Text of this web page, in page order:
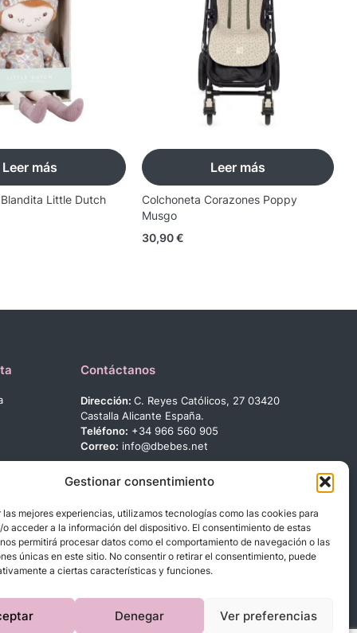
Gestionar consentimiento
las mejores experiencias, utilizamos tecnologías como las cookies para
o acceder a la información del dispositivo. El consentimiento de estas
permitirá procesar datos como el comportamiento de navegación o las
únicas en este sitio. No consentir o retirar el consentimiento, puede
a ciertas características y funciones.
Denegar Ver preferencias
Leer más
Little Dutch
Leer más
Colchoneta Corazones Poppy
Musgo
30,90€
Contáctanos
Dirección:C. Reyes Católicos, 27 03420
Castalla Alicante España.
Teléfono: +34 966 560 905
Correo: info@dbebes.net
Síguenos en las redes sociales